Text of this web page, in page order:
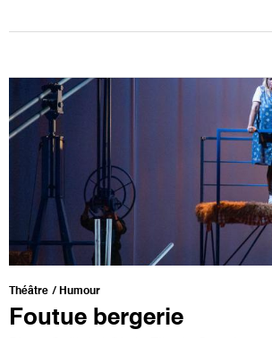
Théâtre Humour
Foutue bergerie